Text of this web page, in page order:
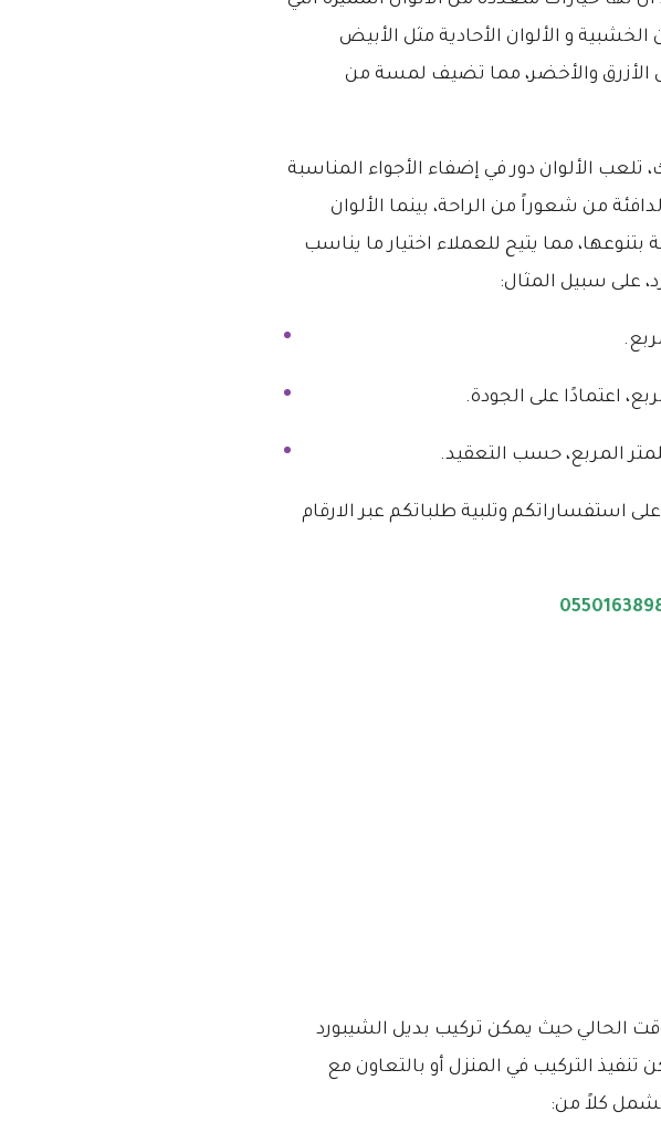
و الألوان الأحادية مثل الأبيض
الأزرق والأخضر، مما تضيف لمسة من
تلعب الألوان دور في إضفاء الأجواء المناسبة
من شعوراً من الراحة، بينما الألوان
مما يتيح للعملاء اختيار ما يناسب
على سبيل المثال:
استفساراتكم وتلبية طلباتكم عبر الارقام
الحالي حيث يمكن تركيب بديل الشيبورد
التركيب في المنزل أو بالتعاون مع
تشمل كلاً من: